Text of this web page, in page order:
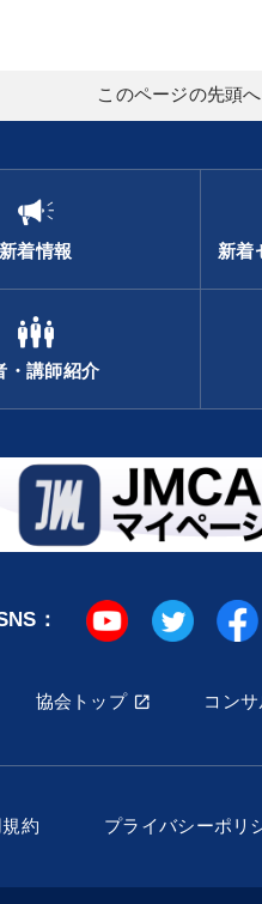
このページの先頭へ
新着情報 新着
・講師紹介
：
協会トップ コン
約 プライバシーポリ